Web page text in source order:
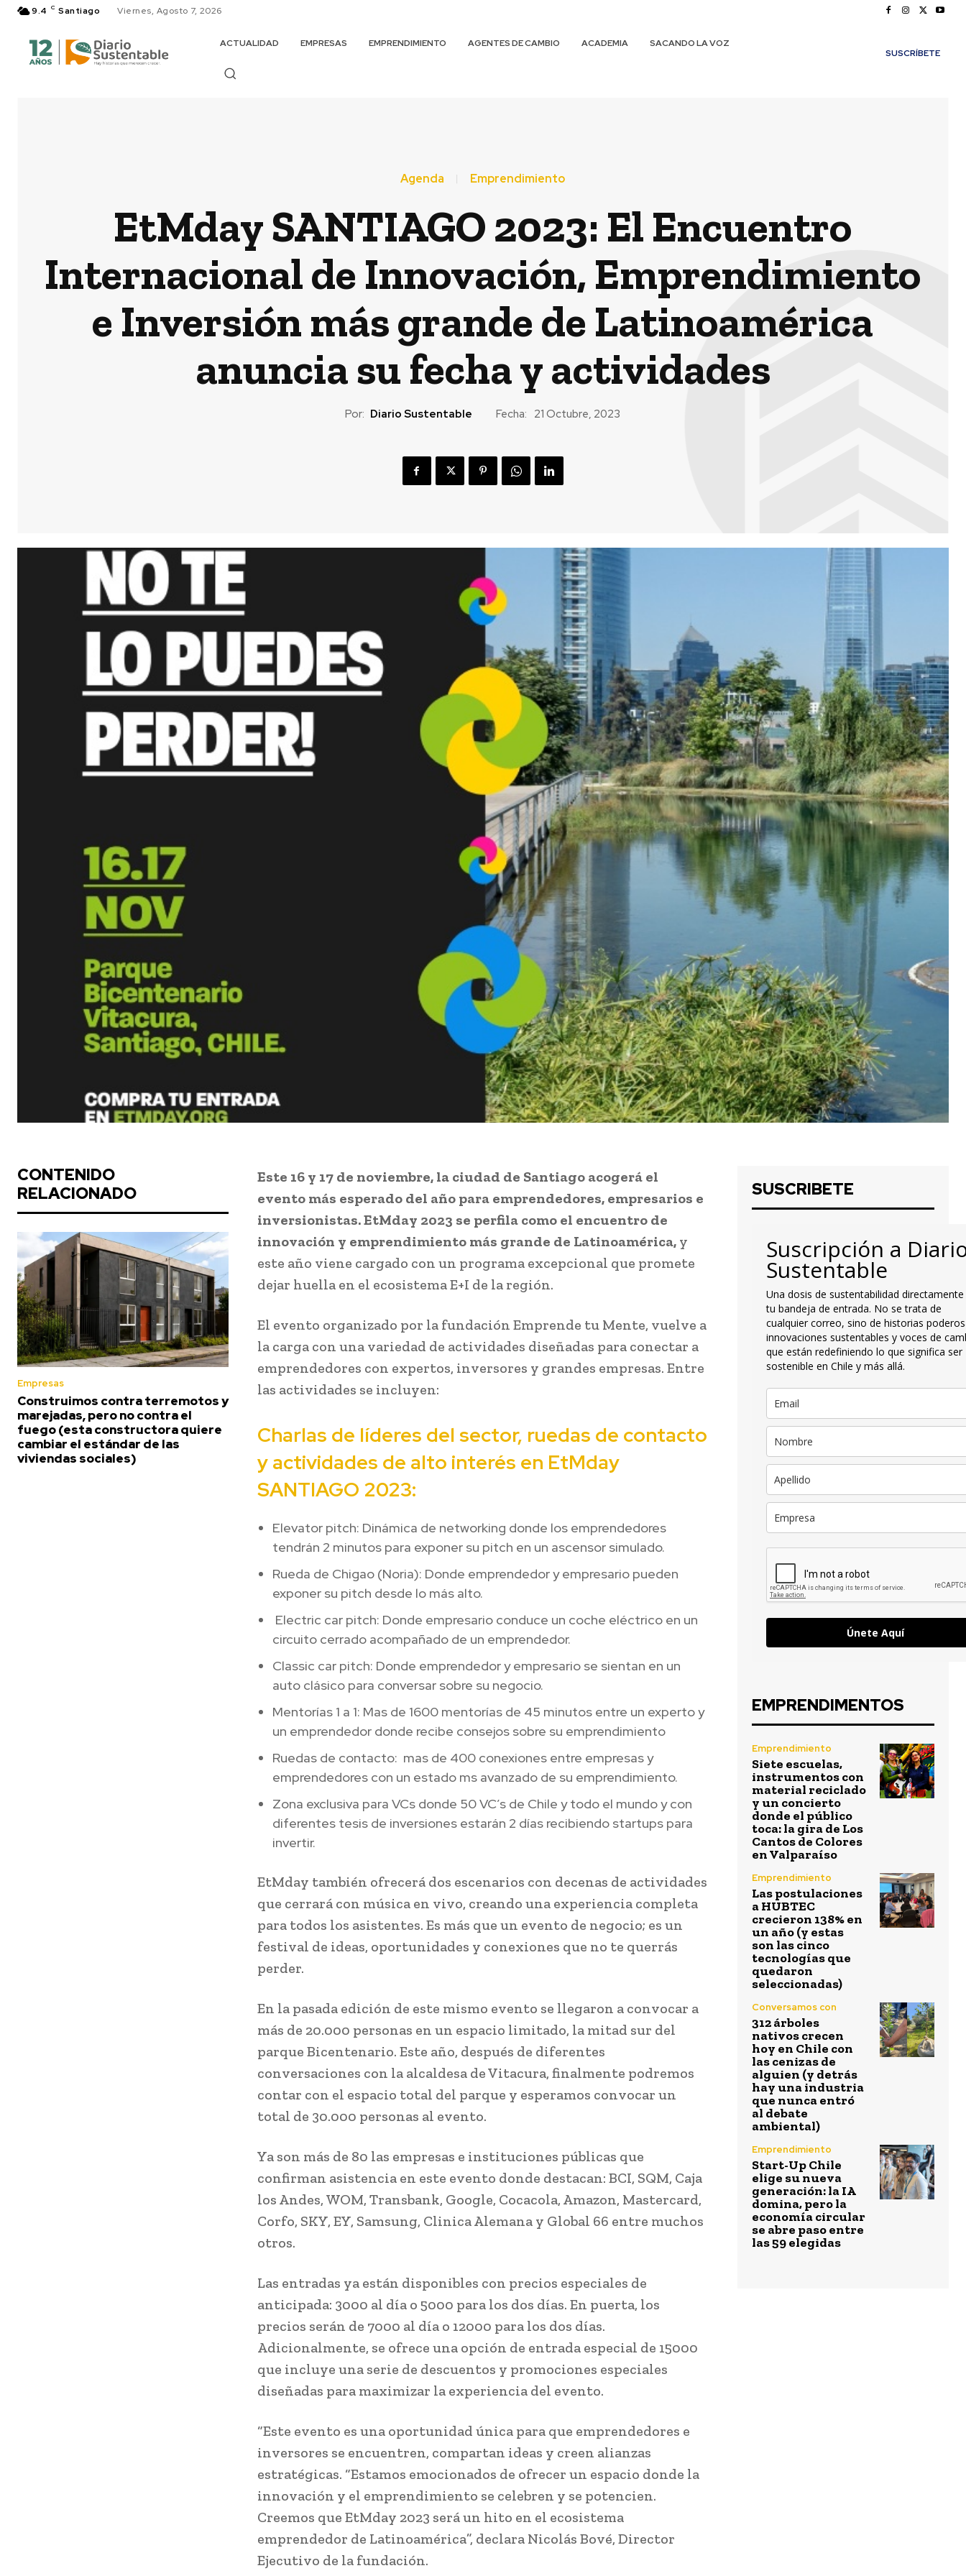
9.4 C Santiago Viernes, Agosto 7, 2026
ACTUALIDAD EMPRESAS EMPRENDIMIENTO AGENTES DE CAMBIO ACADEMIA
SACANDO LA VOZ
SUSCRÍBETE
Agenda Emprendimiento
EtMday SANTIAGO 2023: El Encuentro
Internacional de Innovación, Emprendimiento
e Inversión más grande de Latinoamérica
anuncia su fecha y actividades
Por: Diario Sustentable Fecha: 21 Octubre, 2023
CONTENIDO
RELACIONADO
Empresas
Construimos contra terremotos y
marejadas, pero no contra el
fuego (esta constructora quiere
cambiar el estándar de las
viviendas sociales)
Este 16 y 17 de noviembre, la ciudad de Santiago acogerá el
evento más esperado del año para emprendedores, empresarios e
inversionistas. EtMday 2023 se perfila como el encuentro de
innovación y emprendimiento más grande de Latinoamérica, y
este año viene cargado con un programa excepcional que promete
dejar huella en el ecosistema E+I de la región.
El evento organizado por la fundación Emprende tu Mente, vuelve a
la carga con una variedad de actividades diseñadas para conectar a
emprendedores con expertos, inversores y grandes empresas. Entre
las actividades se incluyen:
Charlas de líderes del sector, ruedas de contacto
y actividades de alto interés en EtMday
SANTIAGO 2023:
Elevator pitch: Dinámica de networking donde los emprendedores
tendrán 2 minutos para exponer su pitch en un ascensor simulado.
Rueda de Chigao (Noria): Donde emprendedor y empresario pueden
exponer su pitch desde lo más alto.
Electric car pitch: Donde empresario conduce un coche eléctrico en un
circuito cerrado acompañado de un emprendedor.
Classic car pitch: Donde emprendedor y empresario se sientan en un
auto clásico para conversar sobre su negocio.
Mentorías 1 a 1: Mas de 1600 mentorías de 45 minutos entre un experto y
un emprendedor donde recibe consejos sobre su emprendimiento
Ruedas de contacto: mas de 400 conexiones entre empresas y
emprendedores con un estado ms avanzado de su emprendimiento.
Zona exclusiva para VCs donde 50 VC’s de Chile y todo el mundo y con
diferentes tesis de inversiones estarán 2 días recibiendo startups para
invertir.
EtMday también ofrecerá dos escenarios con decenas de actividades
que cerrará con música en vivo, creando una experiencia completa
para todos los asistentes. Es más que un evento de negocio; es un
festival de ideas, oportunidades y conexiones que no te querrás
perder.
En la pasada edición de este mismo evento se llegaron a convocar a
más de 20.000 personas en un espacio limitado, la mitad sur del
parque Bicentenario. Este año, después de diferentes
conversaciones con la alcaldesa de Vitacura, finalmente podremos
contar con el espacio total del parque y esperamos convocar un
total de 30.000 personas al evento.
Ya son más de 80 las empresas e instituciones públicas que
confirman asistencia en este evento donde destacan: BCI, SQM, Caja
los Andes, WOM, Transbank, Google, Cocacola, Amazon, Mastercard,
Corfo, SKY, EY, Samsung, Clinica Alemana y Global 66 entre muchos
otros.
Las entradas ya están disponibles con precios especiales de
anticipada: 3000 al día o 5000 para los dos días. En puerta, los
precios serán de 7000 al día o 12000 para los dos días.
Adicionalmente, se ofrece una opción de entrada especial de 15000
que incluye una serie de descuentos y promociones especiales
diseñadas para maximizar la experiencia del evento.
“Este evento es una oportunidad única para que emprendedores e
inversores se encuentren, compartan ideas y creen alianzas
estratégicas. “Estamos emocionados de ofrecer un espacio donde la
innovación y el emprendimiento se celebren y se potencien.
Creemos que EtMday 2023 será un hito en el ecosistema
emprendedor de Latinoamérica”, declara Nicolás Bové, Director
Ejecutivo de la fundación.
SUSCRIBETE
Suscripción a
Sustentable
Una dosis de sustentabilidad
tu bandeja de entrada. No se trata de
cualquier correo, sino de historias
innovaciones sustentables y voces de
que están redefiniendo lo que significa ser
sostenible en Chile y más allá.
Únete Aquí
EMPRENDIMENTOS
Emprendimiento
Siete escuelas,
instrumentos con
material reciclado
y un concierto
donde el público
toca: la gira de Los
Cantos de Colores
en Valparaíso
Emprendimiento
Las postulaciones
a HUBTEC
crecieron 138% en
un año (y estas
son las cinco
tecnologías que
quedaron
seleccionadas)
Conversamos con
312 árboles
nativos crecen
hoy en Chile con
las cenizas de
alguien (y detrás
hay una industria
que nunca entró
al debate
ambiental)
Emprendimiento
Start-Up Chile
elige su nueva
generación: la IA
domina, pero la
economía circular
se abre paso entre
las 59 elegidas